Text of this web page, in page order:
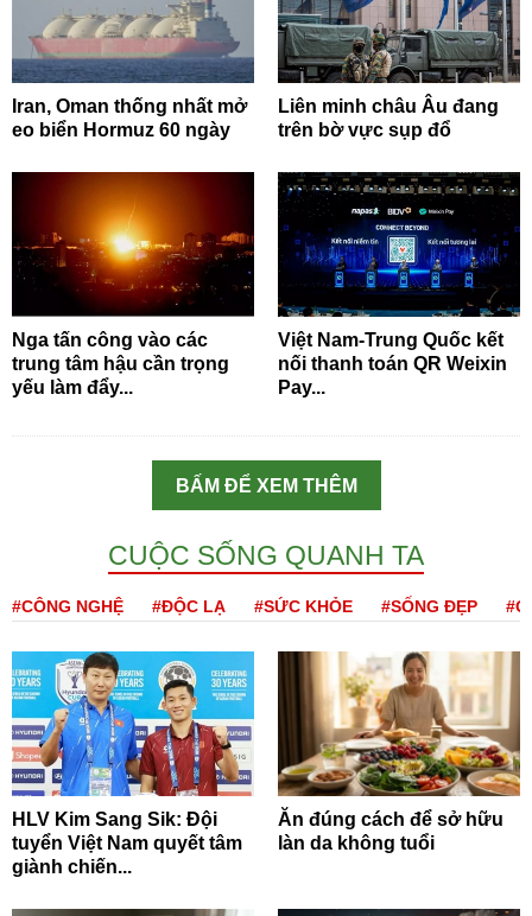
Iran, Oman thống nhất mở
eo biển Hormuz 60 ngày
Liên minh châu Âu đang
trên bờ vực sụp đổ
Nga tấn công vào các
trung tâm hậu cần trọng
yếu làm đẩy...
Việt Nam-Trung Quốc kết
nối thanh toán QR Weixin
Pay...
BẤM ĐỂ XEM THÊM
CUỘC SỐNG QUANH TA
#CÔNG NGHỆ #ĐỘC LẠ #SỨC KHỎE #SỐNG ĐẸP
HLV Kim Sang Sik: Đội
tuyển Việt Nam quyết tâm
giành chiến...
Ăn đúng cách để sở hữu
làn da không tuổi